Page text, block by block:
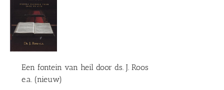
Een fontein van heil door ds. J. Roos
e.a. (nieuw)